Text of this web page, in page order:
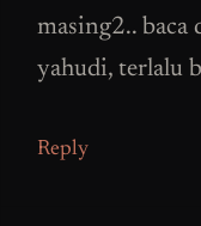
masing2.. baca
yahudi, terlalu
Reply